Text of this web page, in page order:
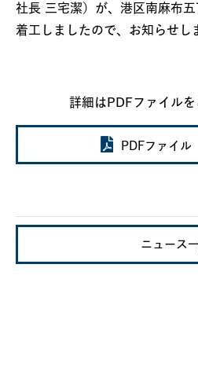
社長 三宅潔）が、港区南麻布
着工しましたので、お知らせし
詳細はPDFファイルを
PDFファイ
ニュース